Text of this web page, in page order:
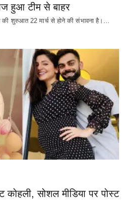
हुआ टीम से बाहर
शुरुआत 22 मार्च से होने की संभावना है।…
कोहली, सोशल मीडिया पर पोस्ट